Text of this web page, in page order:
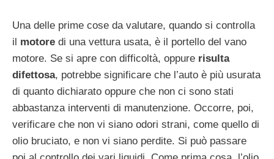
Una delle prime cose da valutare, quando si controlla
il motore di una vettura usata, è il portello del vano
motore. Se si apre con difficoltà, oppure risulta
difettosa, potrebbe significare che l’auto è più usurata
di quanto dichiarato oppure che non ci sono stati
abbastanza interventi di manutenzione. Occorre, poi,
verificare che non vi siano odori strani, come quello di
olio bruciato, e non vi siano perdite. Si può passare